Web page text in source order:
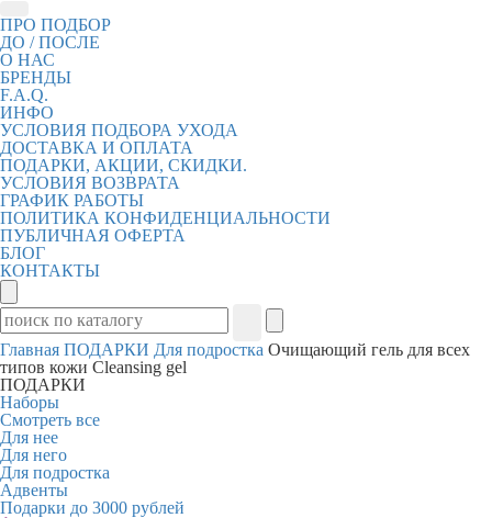
ПРО ПОДБОР
ДО / ПОСЛЕ
О НАС
БРЕНДЫ
F.A.Q.
ИНФО
УСЛОВИЯ ПОДБОРА УХОДА
ДОСТАВКА И ОПЛАТА
ПОДАРКИ, АКЦИИ, СКИДКИ.
УСЛОВИЯ ВОЗВРАТА
ГРАФИК РАБОТЫ
ПОЛИТИКА КОНФИДЕНЦИАЛЬНОСТИ
ПУБЛИЧНАЯ ОФЕРТА
БЛОГ
КОНТАКТЫ
Главная ПОДАРКИ Для подростка Очищающий гель для всех
типов кожи Cleansing gel
ПОДАРКИ
Наборы
Смотреть все
Для нее
Для него
Для подростка
Адвенты
Подарки до 3000 рублей